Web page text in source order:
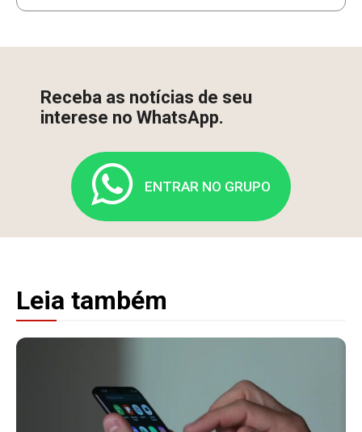
Receba as notícias de seu
interese no WhatsApp.
ENTRAR NO GRUPO
Leia também